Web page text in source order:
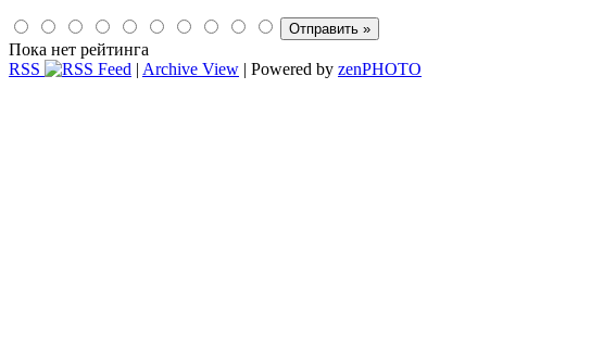
Пока нет рейтинга
RSS
| Archive View | Powered by zenPHOTO